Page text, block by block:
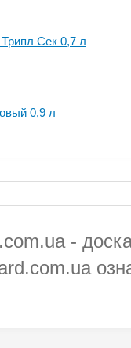
Сек 0,7 л
0,9 л
-